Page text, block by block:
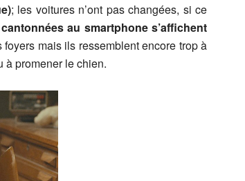
; les voitures n’ont pas changées, si ce
au smartphone s’affichent
mais ils ressemblent encore trop à
à promener le chien.